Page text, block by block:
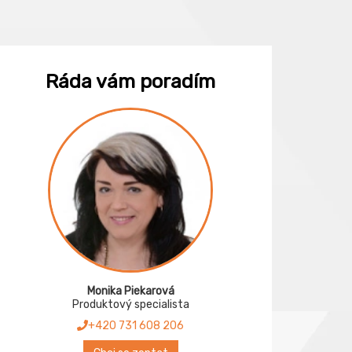
Ráda vám poradím
Monika Piekarová
Produktový specialista
+420 731 608 206